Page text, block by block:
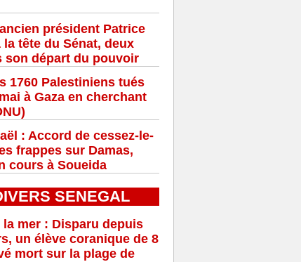
président Patrice
la tête du Sénat, deux
son départ du pouvoir
1760 Palestiniens tués
à Gaza en cherchant
: Accord de cessez-le-
frappes sur Damas,
cours à Soueida
SENEGAL
la mer : Disparu depuis
un élève coranique de 8
mort sur la plage de